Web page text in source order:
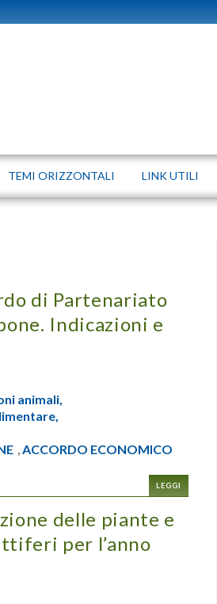
TEMI ORIZZONTALI LINK UTILI
di Partenariato
Indicazioni e
animali,
,ACCORDO ECONOMICO
LEGGI
delle piante e
per l’anno